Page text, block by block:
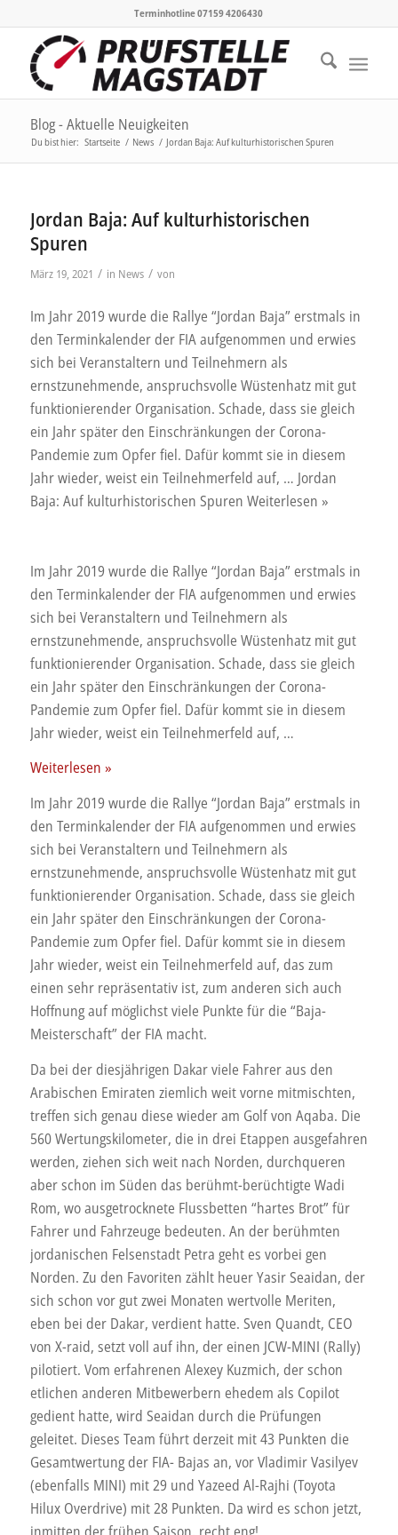
Terminhotline 07159 4206430
Blog - Aktuelle Neuigkeiten
Du bist hier: Startseite / News / Jordan Baja: Auf kulturhistorischen Spuren
Jordan Baja: Auf kulturhistorischen
Spuren
März 19, 2021 / in News / von
Im Jahr 2019 wurde die Rallye “Jordan Baja” erstmals in
den Terminkalender der FIA aufgenommen und erwies
sich bei Veranstaltern und Teilnehmern als
ernstzunehmende, anspruchsvolle Wüstenhatz mit gut
funktionierender Organisation. Schade, dass sie gleich
ein Jahr später den Einschränkungen der Corona-
Pandemie zum Opfer fiel. Dafür kommt sie in diesem
Jahr wieder, weist ein Teilnehmerfeld auf, … Jordan
Baja: Auf kulturhistorischen Spuren Weiterlesen »
Im Jahr 2019 wurde die Rallye “Jordan Baja” erstmals in
den Terminkalender der FIA aufgenommen und erwies
sich bei Veranstaltern und Teilnehmern als
ernstzunehmende, anspruchsvolle Wüstenhatz mit gut
funktionierender Organisation. Schade, dass sie gleich
ein Jahr später den Einschränkungen der Corona-
Pandemie zum Opfer fiel. Dafür kommt sie in diesem
Jahr wieder, weist ein Teilnehmerfeld auf, …
Jordan
Auf
kulturhistorischen
Spuren
Weiterlesen »
Im Jahr 2019 wurde die Rallye “Jordan Baja” erstmals in
den Terminkalender der FIA aufgenommen und erwies
sich bei Veranstaltern und Teilnehmern als
ernstzunehmende, anspruchsvolle Wüstenhatz mit gut
funktionierender Organisation. Schade, dass sie gleich
ein Jahr später den Einschränkungen der Corona-
Pandemie zum Opfer fiel. Dafür kommt sie in diesem
Jahr wieder, weist ein Teilnehmerfeld auf, das zum
einen sehr repräsentativ ist, zum anderen sich auch
Hoffnung auf möglichst viele Punkte für die “Baja-
Meisterschaft” der FIA macht.
Da bei der diesjährigen Dakar viele Fahrer aus den
Arabischen Emiraten ziemlich weit vorne mitmischten,
treffen sich genau diese wieder am Golf von Aqaba. Die
560 Wertungskilometer, die in drei Etappen ausgefahren
werden, ziehen sich weit nach Norden, durchqueren
aber schon im Süden das berühmt-berüchtigte Wadi
Rom, wo ausgetrocknete Flussbetten “hartes Brot” für
Fahrer und Fahrzeuge bedeuten. An der berühmten
jordanischen Felsenstadt Petra geht es vorbei gen
Norden. Zu den Favoriten zählt heuer Yasir Seaidan, der
sich schon vor gut zwei Monaten wertvolle Meriten,
eben bei der Dakar, verdient hatte. Sven Quandt, CEO
von X-raid, setzt voll auf ihn, der einen JCW-MINI (Rally)
pilotiert. Vom erfahrenen Alexey Kuzmich, der schon
etlichen anderen Mitbewerbern ehedem als Copilot
gedient hatte, wird Seaidan durch die Prüfungen
geleitet. Dieses Team führt derzeit mit 43 Punkten die
Gesamtwertung der FIA- Bajas an, vor Vladimir Vasilyev
(ebenfalls MINI) mit 29 und Yazeed Al-Rajhi (Toyota
Hilux Overdrive) mit 28 Punkten. Da wird es schon jetzt,
inmitten der frühen Saison, recht eng!